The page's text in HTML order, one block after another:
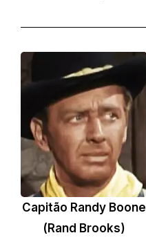
Capitão Randy Boone
(Rand Brooks)